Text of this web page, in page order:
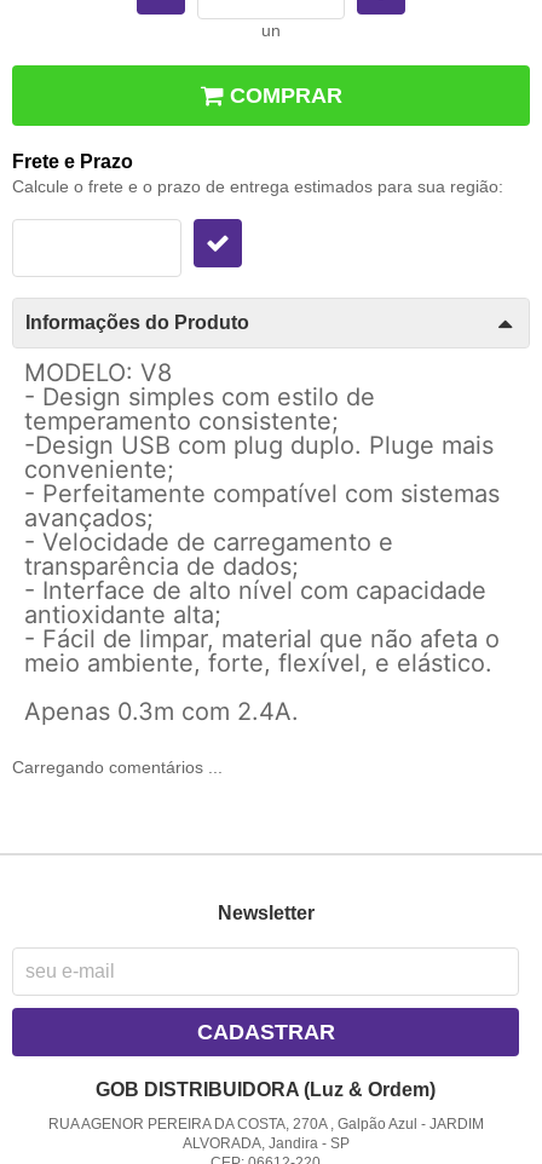
un
COMPRAR
Frete e Prazo
Calcule o frete e o prazo de entrega estimados para sua região:
Informações do Produto
MODELO: V8
- Design simples com estilo de
temperamento consistente;
-Design USB com plug duplo. Pluge mais
conveniente;
- Perfeitamente compatível com sistemas
avançados;
- Velocidade de carregamento e
transparência de dados;
- Interface de alto nível com capacidade
antioxidante alta;
- Fácil de limpar, material que não afeta o
meio ambiente, forte, flexível, e elástico.
Apenas 0.3m com 2.4A.
Carregando comentários ...
Newsletter
CADASTRAR
GOB DISTRIBUIDORA (Luz & Ordem)
RUA AGENOR PEREIRA DA COSTA, 270A , Galpão Azul - JARDIM
ALVORADA, Jandira- SP